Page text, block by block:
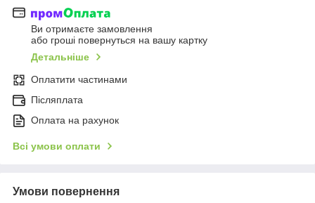
Ви отримаєте замовлення
або гроші повернуться на вашу картку
Детальніше
Оплатити частинами
Післяплата
Оплата на рахунок
Всі умови оплати
Умови повернення